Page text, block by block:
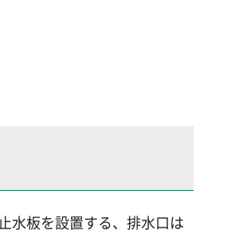
水板を設置する、排水口は